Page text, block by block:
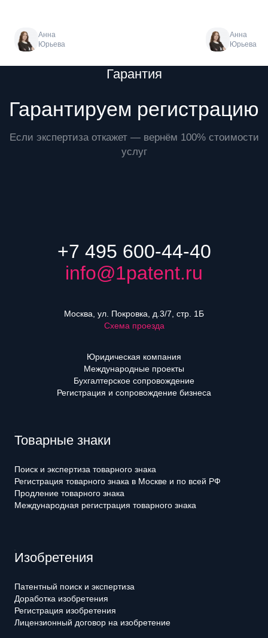
Анна
Юрьева
Анна
Юрьева
Гарантия
Гарантируем регистрацию
Если экспертиза откажет — вернём 100% стоимости
услуг
+7 495 600-44-40
info@1patent.ru
Москва, ул. Покровка, д.3/7, стр. 1Б
Схема проезда
Юридическая компания
Международные проекты
Бухгалтерское сопровождение
Регистрация и сопровождение бизнеса
Товарные знаки
Поиск и экспертиза товарного знака
Регистрация товарного знака в Москве и по всей РФ
Продление товарного знака
Международная регистрация товарного знака
Изобретения
Патентный поиск и экспертиза
Доработка изобретения
Регистрация изобретения
Лицензионный договор на изобретение